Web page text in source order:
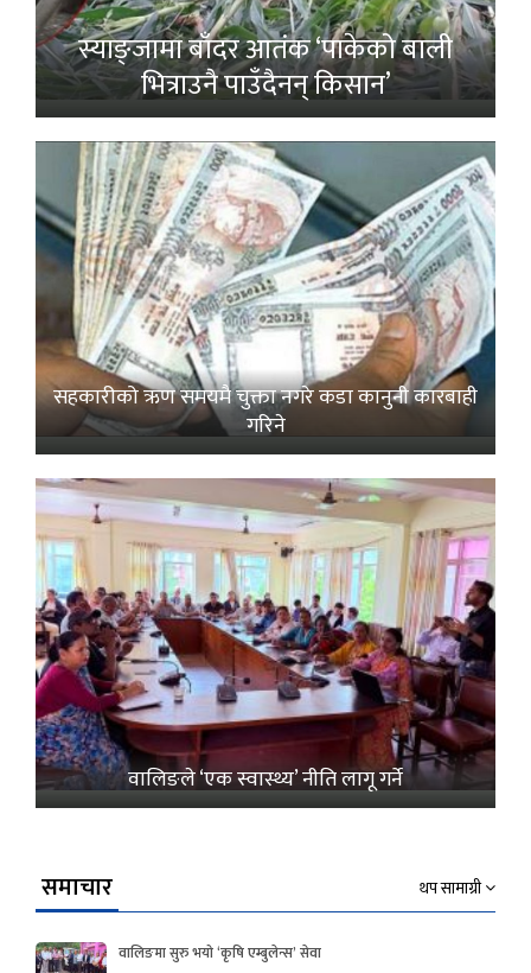
स्याङ्जामा बाँदर आतंक ‘पाकेको बाली
भित्राउनै पाउँदैनन् किसान’
सहकारीको ऋण समयमै चुक्ता नगरे कडा कानुनी कारबाही
गरिने
वालिङले ‘एक स्वास्थ्य’ नीति लागू गर्ने
समाचार थप सामाग्री
वालिङमा सुरु भयो ‘कृषि एम्बुलेन्स’ सेवा